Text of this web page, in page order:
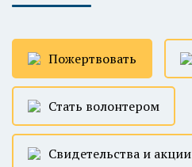
Пожертвовать
Стать волонтером
Свидетельства и акции